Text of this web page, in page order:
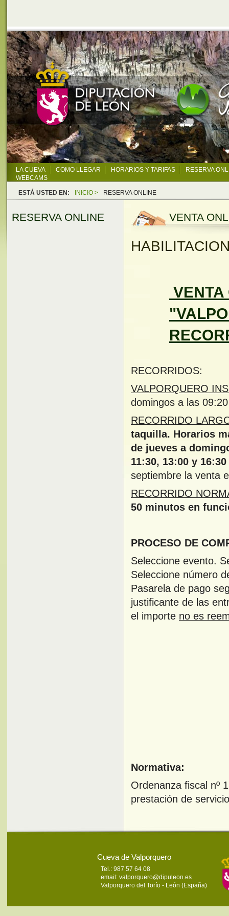
LA CUEVA COMO LLEGAR HORARIOS Y TARIFAS
RESERVA
WEBCAMS
ESTÁ USTED EN: INICIO > RESERVA ONLINE
RESERVA ONLINE VENTA
RECORRIDOS:
VALPORQUERO
domingos a las
RECORRIDO
taquilla. Horarios
de jueves a
11:30, 13:00 y
septiembre la venta
RECORRIDO
50 minutos en
PROCESO DE
Seleccione evento.
Seleccione número
Pasarela de pago
justificante de las
el importe no es
Normativa:
Ordenanza fiscal nº
prestación de
Cueva de Valporquero
Tel.: 987 57 64 08
email: valporquero@dipuleon.es
Valporquero del Torío - León (España)